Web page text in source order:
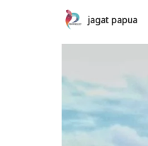
jagat papua